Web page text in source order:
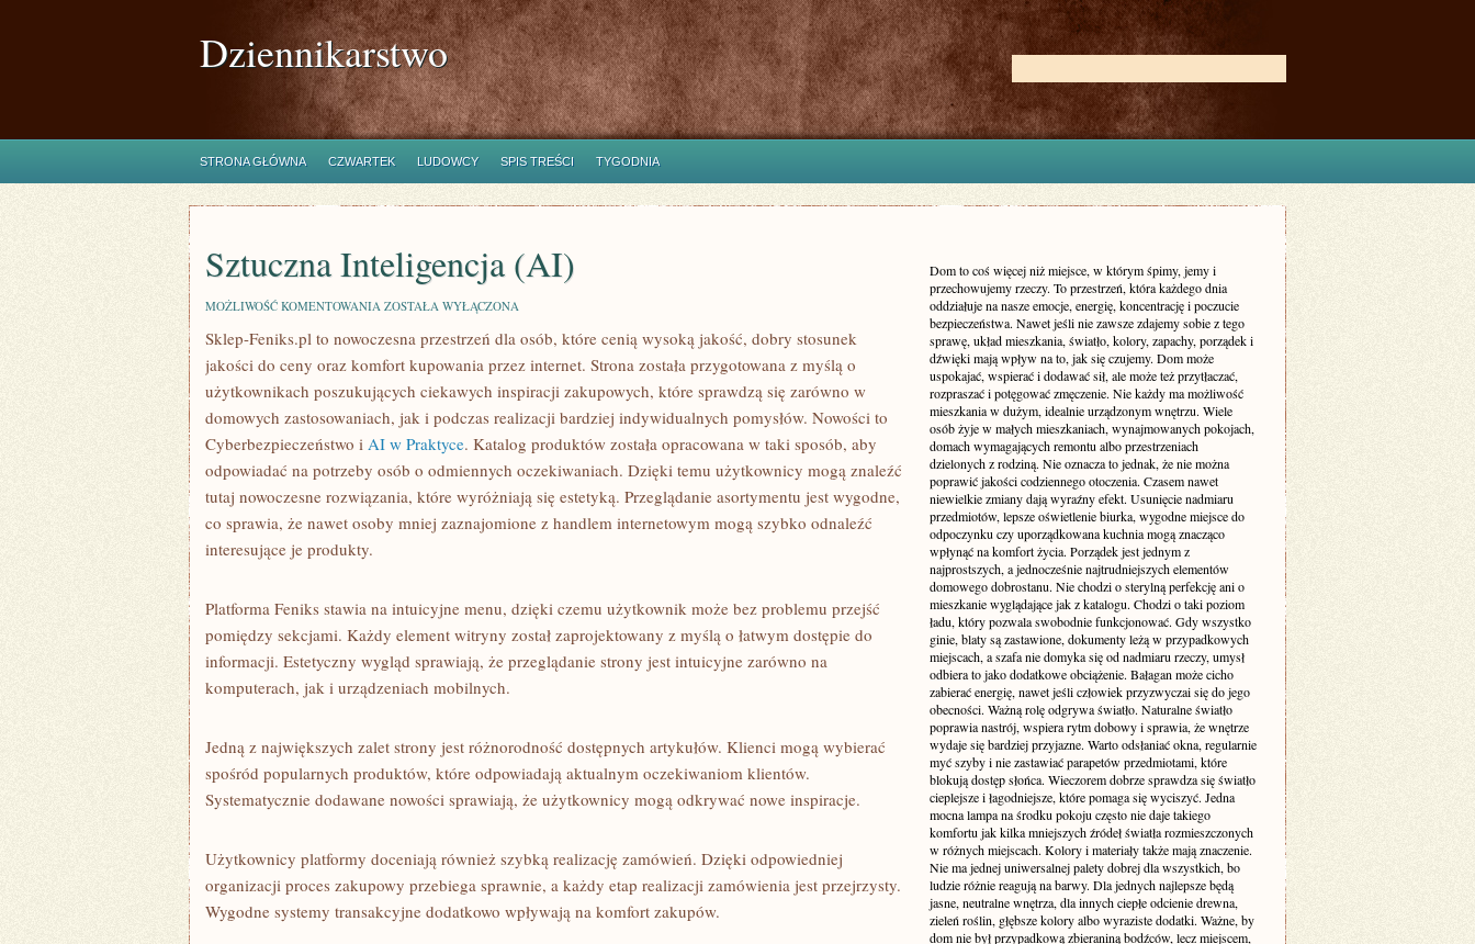
Dziennikarstwo
STRONA GŁÓWNA CZWARTEK LUDOWCY SPIS TREŚCI TYGODNIA
Sztuczna Inteligencja (AI)
MOŻLIWOŚĆ KOMENTOWANIA SZTUCZNA
(AI)
ZOSTAŁA WYŁĄCZONA
Sklep-Feniks.pl to nowoczesna przestrzeń dla osób, które cenią wysoką jakość, dobry stosunek
jakości do ceny oraz komfort kupowania przez internet. Strona została przygotowana z myślą o
użytkownikach poszukujących ciekawych inspiracji zakupowych, które sprawdzą się zarówno w
domowych zastosowaniach, jak i podczas realizacji bardziej indywidualnych pomysłów. Nowości to
Cyberbezpieczeństwo i AI w Praktyce. Katalog produktów została opracowana w taki sposób, aby
odpowiadać na potrzeby osób o odmiennych oczekiwaniach. Dzięki temu użytkownicy mogą znaleźć
tutaj nowoczesne rozwiązania, które wyróżniają się estetyką. Przeglądanie asortymentu jest wygodne,
co sprawia, że nawet osoby mniej zaznajomione z handlem internetowym mogą szybko odnaleźć
interesujące je produkty.
Platforma Feniks stawia na intuicyjne menu, dzięki czemu użytkownik może bez problemu przejść
pomiędzy sekcjami. Każdy element witryny został zaprojektowany z myślą o łatwym dostępie do
informacji. Estetyczny wygląd sprawiają, że przeglądanie strony jest intuicyjne zarówno na
komputerach, jak i urządzeniach mobilnych.
Jedną z największych zalet strony jest różnorodność dostępnych artykułów. Klienci mogą wybierać
spośród popularnych produktów, które odpowiadają aktualnym oczekiwaniom klientów.
Systematycznie dodawane nowości sprawiają, że użytkownicy mogą odkrywać nowe inspiracje.
Użytkownicy platformy doceniają również szybką realizację zamówień. Dzięki odpowiedniej
organizacji proces zakupowy przebiega sprawnie, a każdy etap realizacji zamówienia jest przejrzysty.
Wygodne systemy transakcyjne dodatkowo wpływają na komfort zakupów.
Dom to coś więcej niż miejsce, w którym śpimy, jemy i
przechowujemy rzeczy. To przestrzeń, która każdego dnia
oddziałuje na nasze emocje, energię, koncentrację i poczucie
bezpieczeństwa. Nawet jeśli nie zawsze zdajemy sobie z tego
sprawę, układ mieszkania, światło, kolory, zapachy, porządek i
dźwięki mają wpływ na to, jak się czujemy. Dom może
uspokajać, wspierać i dodawać sił, ale może też przytłaczać,
rozpraszać i potęgować zmęczenie. Nie każdy ma możliwość
mieszkania w dużym, idealnie urządzonym wnętrzu. Wiele
osób żyje w małych mieszkaniach, wynajmowanych pokojach,
domach wymagających remontu albo przestrzeniach
dzielonych z rodziną. Nie oznacza to jednak, że nie można
poprawić jakości codziennego otoczenia. Czasem nawet
niewielkie zmiany dają wyraźny efekt. Usunięcie nadmiaru
przedmiotów, lepsze oświetlenie biurka, wygodne miejsce do
odpoczynku czy uporządkowana kuchnia mogą znacząco
wpłynąć na komfort życia. Porządek jest jednym z
najprostszych, a jednocześnie najtrudniejszych elementów
domowego dobrostanu. Nie chodzi o sterylną perfekcję ani o
mieszkanie wyglądające jak z katalogu. Chodzi o taki poziom
ładu, który pozwala swobodnie funkcjonować. Gdy wszystko
ginie, blaty są zastawione, dokumenty leżą w przypadkowych
miejscach, a szafa nie domyka się od nadmiaru rzeczy, umysł
odbiera to jako dodatkowe obciążenie. Bałagan może cicho
zabierać energię, nawet jeśli człowiek przyzwyczai się do jego
obecności. Ważną rolę odgrywa światło. Naturalne światło
poprawia nastrój, wspiera rytm dobowy i sprawia, że wnętrze
wydaje się bardziej przyjazne. Warto odsłaniać okna, regularnie
myć szyby i nie zastawiać parapetów przedmiotami, które
blokują dostęp słońca. Wieczorem dobrze sprawdza się światło
cieplejsze i łagodniejsze, które pomaga się wyciszyć. Jedna
mocna lampa na środku pokoju często nie daje takiego
komfortu jak kilka mniejszych źródeł światła rozmieszczonych
w różnych miejscach. Kolory i materiały także mają znaczenie.
Nie ma jednej uniwersalnej palety dobrej dla wszystkich, bo
ludzie różnie reagują na barwy. Dla jednych najlepsze będą
jasne, neutralne wnętrza, dla innych ciepłe odcienie drewna,
zieleń roślin, głębsze kolory albo wyraziste dodatki. Ważne, by
dom nie był przypadkową zbieraniną bodźców, lecz miejscem,